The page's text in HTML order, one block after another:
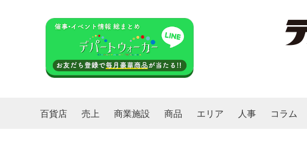
百貨店 売上 商業施設 商品 エリア 人事 コラム